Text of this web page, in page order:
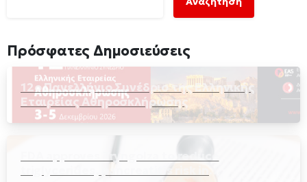
Πρόσφατες Δημοσιεύσεις
12ο Πανελλήνιο Συνέδριο της Ελληνικής
Εταιρείας Αθηροσκλήρωσης
FDA approves Tryngolza to reduce